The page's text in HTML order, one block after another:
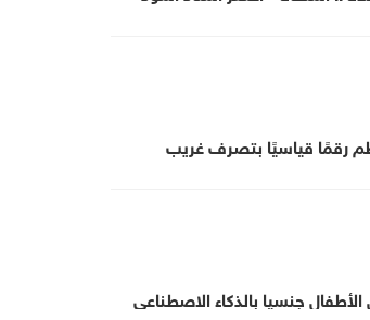
رقمًا قياسيًا بتصرف غريب
جنسيا بالذكاء الاصطناعي